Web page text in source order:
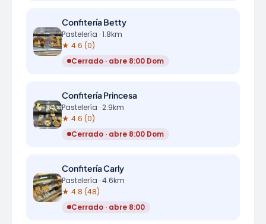
Confitería Betty
Pastelería · 1.8km
★ 4.6 (0)
Cerrado · abre 8:00 Dom
Confitería Princesa
Pastelería · 2.9km
★ 4.6 (0)
Cerrado · abre 8:00 Dom
Confitería Carly
Pastelería · 4.6km
★ 4.8 (48)
Cerrado · abre 8:00